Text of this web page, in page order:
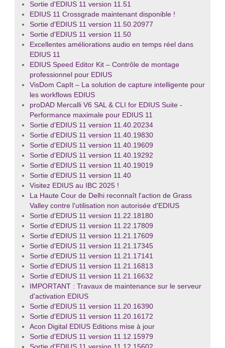
Sortie d'EDIUS 11 version 11.51
EDIUS 11 Crossgrade maintenant disponible !
Sortie d'EDIUS 11 version 11.50.20977
Sortie d'EDIUS 11 version 11.50
Excellentes améliorations audio en temps réel dans
EDIUS 11
EDIUS Speed Editor Kit – Contrôle de montage
professionnel pour EDIUS
VisDom CapIt – La solution de capture intelligente pour
les workflows EDIUS
proDAD Mercalli V6 SAL & CLI for EDIUS Suite -
Performance maximale pour EDIUS 11
Sortie d'EDIUS 11 version 11.40.20234
Sortie d'EDIUS 11 version 11.40.19830
Sortie d'EDIUS 11 version 11.40.19609
Sortie d'EDIUS 11 version 11.40.19292
Sortie d'EDIUS 11 version 11.40.19019
Sortie d'EDIUS 11 version 11.40
Visitez EDIUS au IBC 2025 !
La Haute Cour de Delhi reconnaît l'action de Grass
Valley contre l'utilisation non autorisée d'EDIUS
Sortie d'EDIUS 11 version 11.22.18180
Sortie d'EDIUS 11 version 11.22.17809
Sortie d'EDIUS 11 version 11.21.17609
Sortie d'EDIUS 11 version 11.21.17345
Sortie d'EDIUS 11 version 11.21.17141
Sortie d'EDIUS 11 version 11.21.16813
Sortie d'EDIUS 11 version 11.21.16632
IMPORTANT : Travaux de maintenance sur le serveur
d'activation EDIUS
Sortie d'EDIUS 11 version 11.20.16390
Sortie d'EDIUS 11 version 11.20.16172
Acon Digital EDIUS Editions mise à jour
Sortie d'EDIUS 11 version 11.12.15979